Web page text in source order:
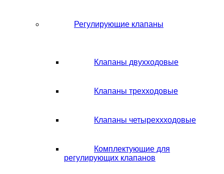
Регулирующие клапаны
Клапаны двухходовые
Клапаны трехходовые
Клапаны четыреххходовые
Комплектующие для
регулирующих клапанов